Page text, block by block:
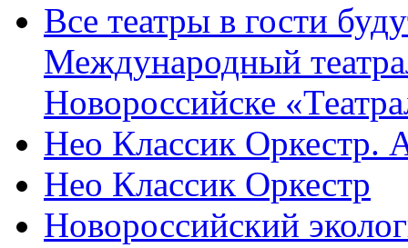
Все театры в гости
Международный
Новороссийске
Нео Классик Оркестр.
Нео Классик Оркестр
Новороссийский